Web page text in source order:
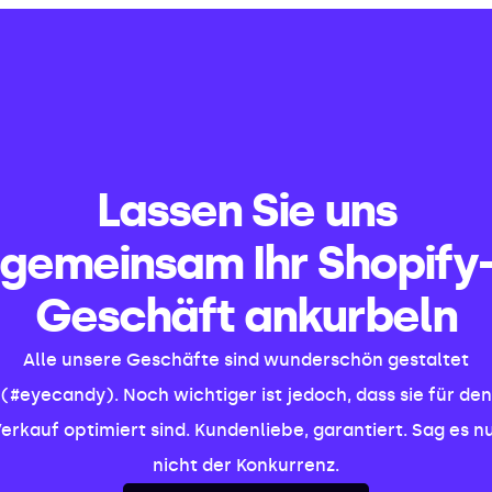
Lassen Sie uns
gemeinsam Ihr Shopify-
Geschäft ankurbeln
Alle unsere Geschäfte sind wunderschön gestaltet
(#eyecandy). Noch wichtiger ist jedoch, dass sie für den
optimiert sind. Kundenliebe, garantiert. Sag es
nicht der Konkurrenz.